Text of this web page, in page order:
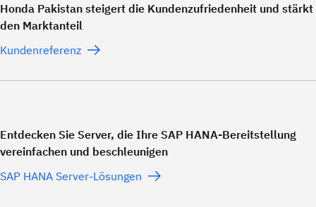
Honda Pakistan steigert die Kundenzufriedenheit und stärkt
den Marktanteil
Kundenreferenz
Entdecken Sie Server, die Ihre SAP HANA-Bereitstellung
vereinfachen und beschleunigen
SAP HANA Server-Lösungen